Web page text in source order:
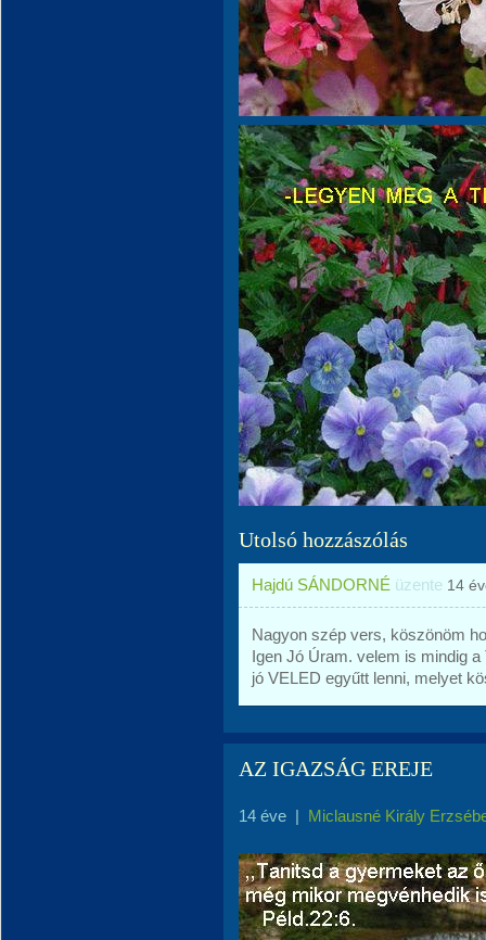
Utolsó hozzászólás
Hajdú SÁNDORNÉ üzente 14
Nagyon szép vers, köszönöm
Igen Jó Úram. velem is mindig
jó VELED egyűtt lenni, melyet
AZ IGAZSÁG EREJE
14 éve | Miclausné Király